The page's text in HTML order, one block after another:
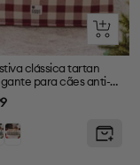
Olhada
rápida
clássica tartan
para cães anti-
calmante
Marrom